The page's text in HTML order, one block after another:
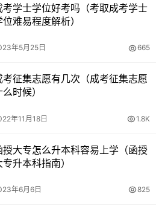
和本科文凭甚至更上一步的学历，
的人。假设你上了大学，那么你的
这将为你的职业发展和未来的工作
高考对于报考人员最高年龄的限制
的考生是可以报考成考的。成考对
的，年满35周岁的人员完全有资
考学士学位好考吗（考取成考学士
位难易程度解析）
年5月25日 665
考征集志愿有几次（成考征集志愿
时候）
年11月18日 1.8K
授大专怎么升本科容易上学（函授
专升本科指南）
年6月6日 825